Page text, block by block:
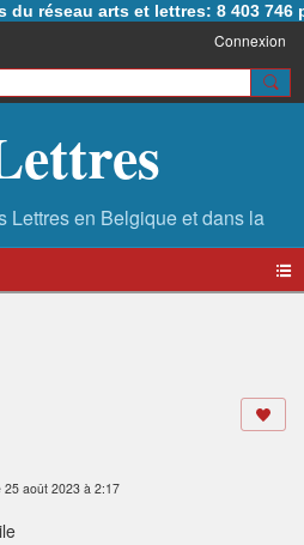
réseau arts et lettres: 8 403 746
Connexion
25 août 2023 à 2:17